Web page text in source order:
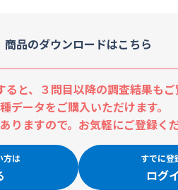
商品のダウンロードはこちら
と、３問目以降の調査結果もご
データをご購入いただけます。
りますので。お気軽にご登録くだ
方は すでに登
ログ